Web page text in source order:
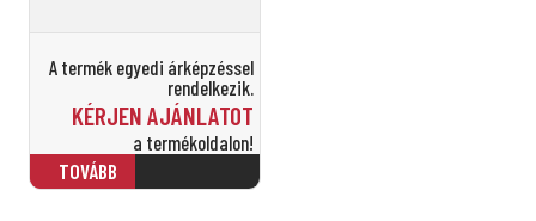
A termék egyedi árképzéssel
rendelkezik.
KÉRJEN AJÁNLATOT
a termékoldalon!